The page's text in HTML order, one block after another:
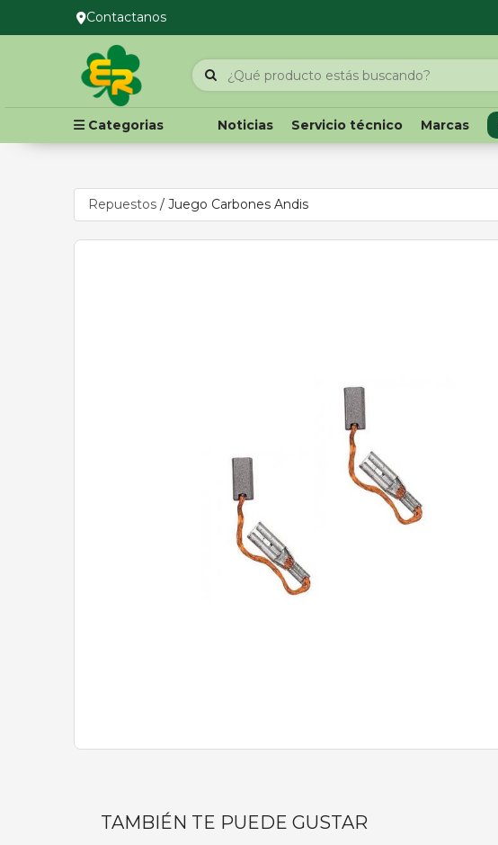
Contactanos
Categorias Noticias Servicio técnico Marcas
Repuestos / Juego Carbones Andis
TAMBIÉN TE PUEDE GUSTAR